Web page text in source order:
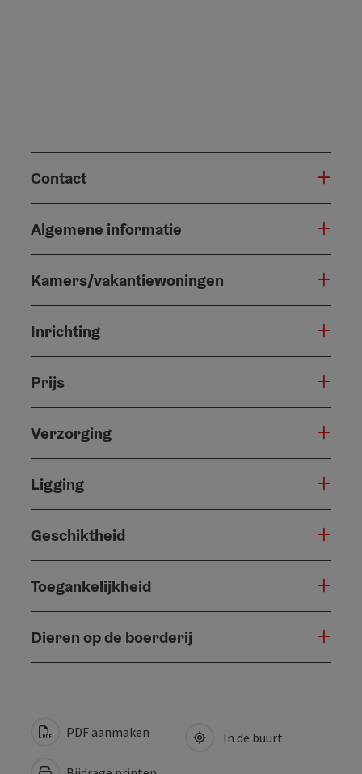
Contact
Algemene informatie
Kamers/vakantiewoningen
Inrichting
Prijs
Verzorging
Ligging
Geschiktheid
Toegankelijkheid
Dieren op de boerderij
PDF aanmaken In de buurt